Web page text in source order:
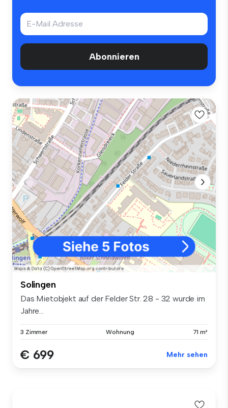
Abonnieren
Solingen
Das Mietobjekt auf der Felder Str. 28 - 32 wurde im
Jahre...
3 Zimmer Wohnung 71 m²
€ 699 Mehr sehen